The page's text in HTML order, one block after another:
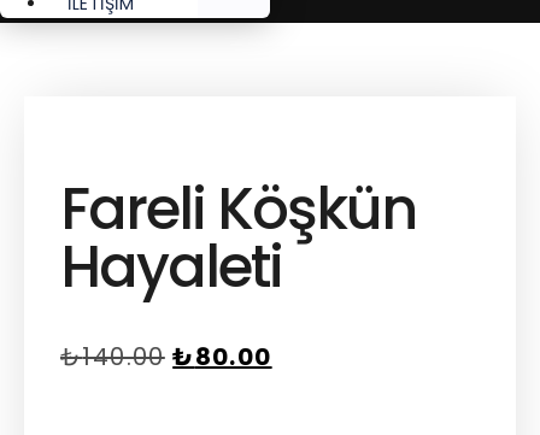
Fareli Köşkün
Hayaleti
₺140.00 ₺80.00